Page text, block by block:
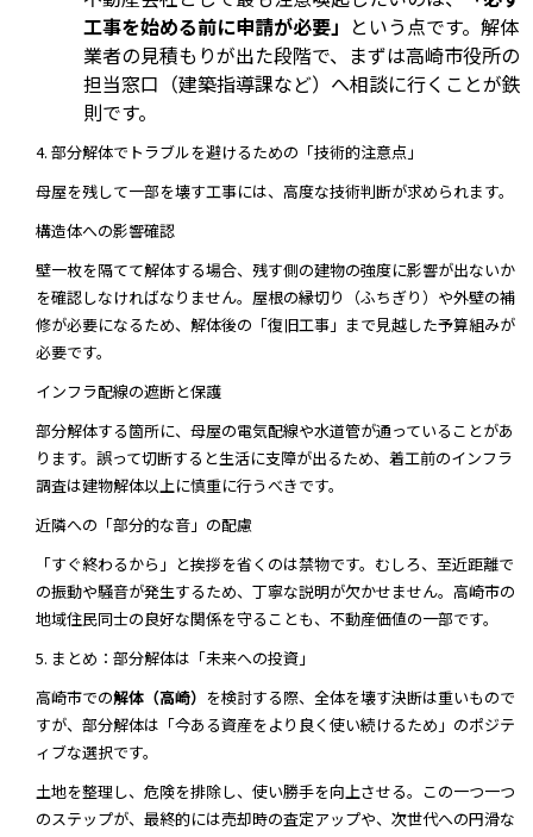
工事を始める前に申請が必要」 という点です。解体
業者の見積もりが出た段階で、まずは高崎市役所の
担当窓口（建築指導課など）へ相談に行くことが鉄
則です。
4. 部分解体でトラブルを避けるための「技術的注意点」
母屋を残して一部を壊す工事には、高度な技術判断が求められます。
構造体への影響確認
壁一枚を隔てて解体する場合、残す側の建物の強度に影響が出ないか
を確認しなければなりません。屋根の縁切り（ふちぎり）や外壁の補
修が必要になるため、解体後の「復旧工事」まで見越した予算組みが
必要です。
インフラ配線の遮断と保護
部分解体する箇所に、母屋の電気配線や水道管が通っていることがあ
ります。誤って切断すると生活に支障が出るため、着工前のインフラ
調査は建物解体以上に慎重に行うべきです。
近隣への「部分的な音」の配慮
「すぐ終わるから」と挨拶を省くのは禁物です。むしろ、至近距離で
の振動や騒音が発生するため、丁寧な説明が欠かせません。高崎市の
地域住民同士の良好な関係を守ることも、不動産価値の一部です。
5. まとめ：部分解体は「未来への投資」
高崎市での解体（高崎） を検討する際、全体を壊す決断は重いもので
すが、部分解体は「今ある資産をより良く使い続けるため」のポジテ
ィブな選択です。
土地を整理し、危険を排除し、使い勝手を向上させる。この一つ一つ
のステップが、最終的には売却時の査定アップや、次世代への円滑な